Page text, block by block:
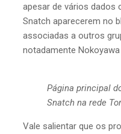
apesar de vários dados
Snatch aparecerem no
associadas a outros
notadamente Nokoyawa
Página principal
Snatch na rede Tor
Vale salientar que os